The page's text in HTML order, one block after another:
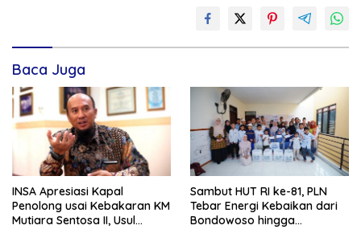
Baca Juga
INSA Apresiasi Kapal
Penolong usai Kebakaran KM
Mutiara Sentosa II, Usul
Sambut HUT RI ke-81, PLN
Tebar Energi Kebaikan dari
Bondowoso hingga